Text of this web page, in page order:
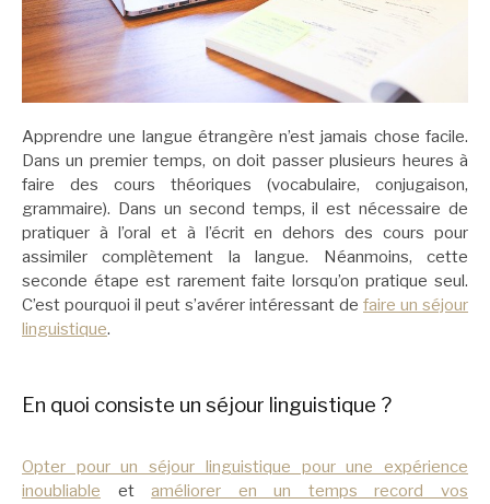
Apprendre une langue étrangère n’est jamais chose facile.
Dans un premier temps, on doit passer plusieurs heures à
faire des cours théoriques (vocabulaire, conjugaison,
grammaire). Dans un second temps, il est nécessaire de
pratiquer à l’oral et à l’écrit en dehors des cours pour
assimiler complètement la langue. Néanmoins, cette
seconde étape est rarement faite lorsqu’on pratique seul.
C’est pourquoi il peut s’avérer intéressant de faire un séjour
linguistique.
En quoi consiste un séjour linguistique ?
Opter pour un séjour linguistique pour une expérience
inoubliable etaméliorer en un temps record vos